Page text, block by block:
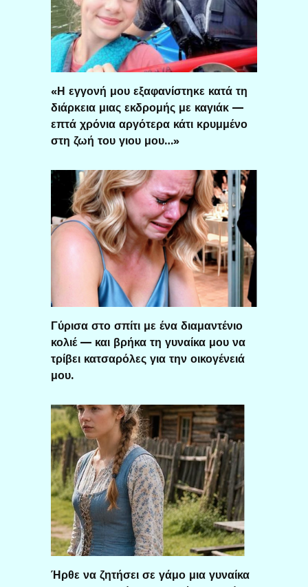
«Η εγγονή μου εξαφανίστηκε κατά τη
διάρκεια μιας εκδρομής με καγιάκ —
επτά χρόνια αργότερα κάτι κρυμμένο
στη ζωή του γιου μου…»
Γύρισα στο σπίτι με ένα διαμαντένιο
κολιέ — και βρήκα τη γυναίκα μου να
τρίβει κατσαρόλες για την οικογένειά
μου.
Ήρθε να ζητήσει σε γάμο μια γυναίκα